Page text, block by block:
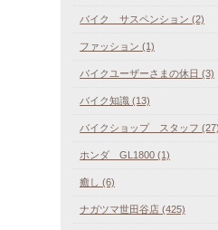
バイク サスペンション (2)
ファッション (1)
バイクユーザーさまの休日 (3)
バイク知識 (13)
バイクショップ スタッフ (27)
ホンダ GL1800 (1)
癒し (6)
ナガツマ世田谷店 (425)